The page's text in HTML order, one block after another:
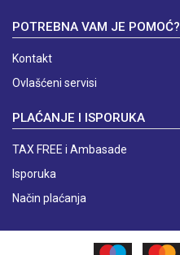
POTREBNA VAM JE POMOĆ?
Kontakt
Ovlašćeni servisi
PLAĆANJE I ISPORUKA
TAX FREE i Ambasade
Isporuka
Način plaćanja